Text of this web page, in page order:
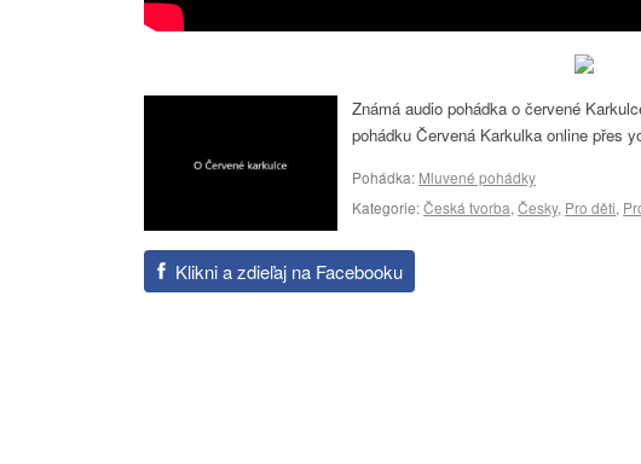
Známá audio pohádka o červené
pohádku Červená Karkulka online přes
Pohádka: Mluvené pohádky
Kategorie:Česká tvorba, Česky, Pro děti,
Klikni a zdieľaj na Facebooku